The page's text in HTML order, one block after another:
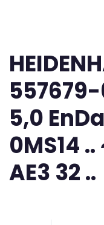
557679-
5,0
0MS14 ..
AE3 32 ..